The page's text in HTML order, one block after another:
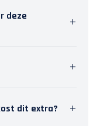
deze
+
tijd. Die tijd
+
Het stopt dan
dit extra? +